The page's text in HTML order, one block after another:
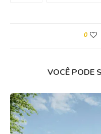
0
VOCÊ PODE